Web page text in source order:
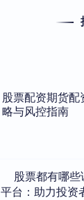
股票配资期货配
略与风控指南
股票都有哪
平台：助力投资